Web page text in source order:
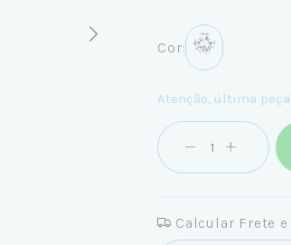
Cor:
Atenção, última peça!
Calcular Frete e